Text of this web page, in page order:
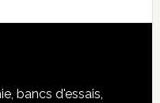
bancs d'essais,